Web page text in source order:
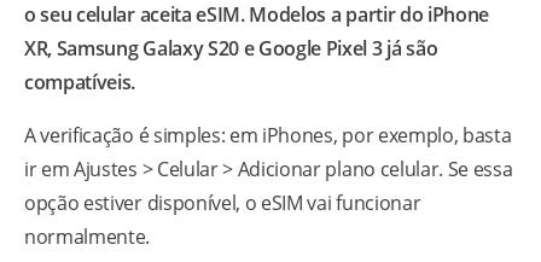
o seu celular aceita eSIM. Modelos a partir do iPhone
XR, Samsung Galaxy S20 e Google Pixel 3 já são
compatíveis.
A verificação é simples: em iPhones, por exemplo, basta
ir em Ajustes > Celular > Adicionar plano celular. Se essa
opção estiver disponível, o eSIM vai funcionar
normalmente.